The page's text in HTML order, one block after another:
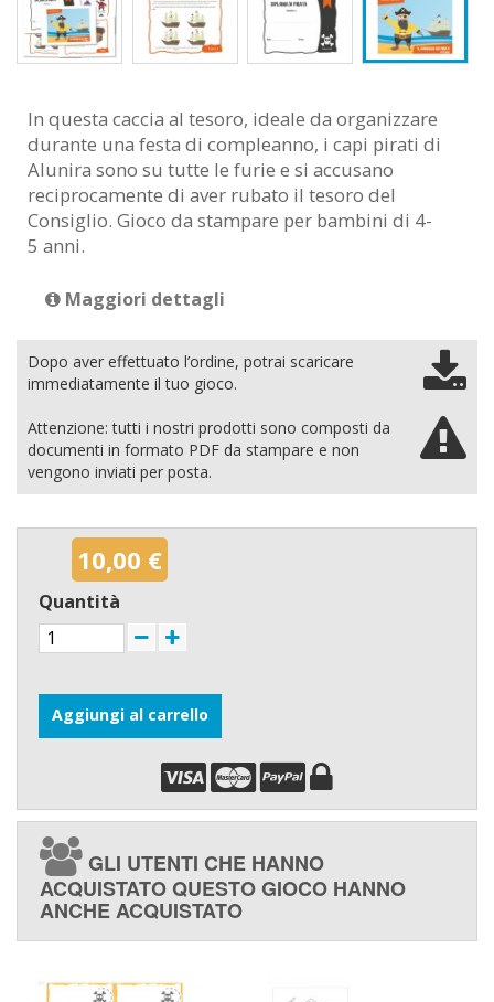
In questa caccia al tesoro, ideale da organizzare
durante una festa di compleanno, i capi pirati di
Alunira sono su tutte le furie e si accusano
reciprocamente di aver rubato il tesoro del
Consiglio. Gioco da stampare per bambini di 4-
5 anni.
Maggiori dettagli
Dopo aver effettuato l’ordine, potrai scaricare
immediatamente il tuo gioco.
Attenzione: tutti i nostri prodotti sono composti da
documenti in formato PDF da stampare e non
vengono inviati per posta.
10,00 €
Quantità
Aggiungi al carrello
GLI UTENTI CHE HANNO
ACQUISTATO QUESTO GIOCO HANNO
ANCHE ACQUISTATO